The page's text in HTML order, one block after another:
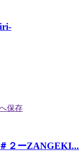
２ーZANGEKI...